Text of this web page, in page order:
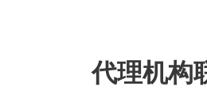
代理机构